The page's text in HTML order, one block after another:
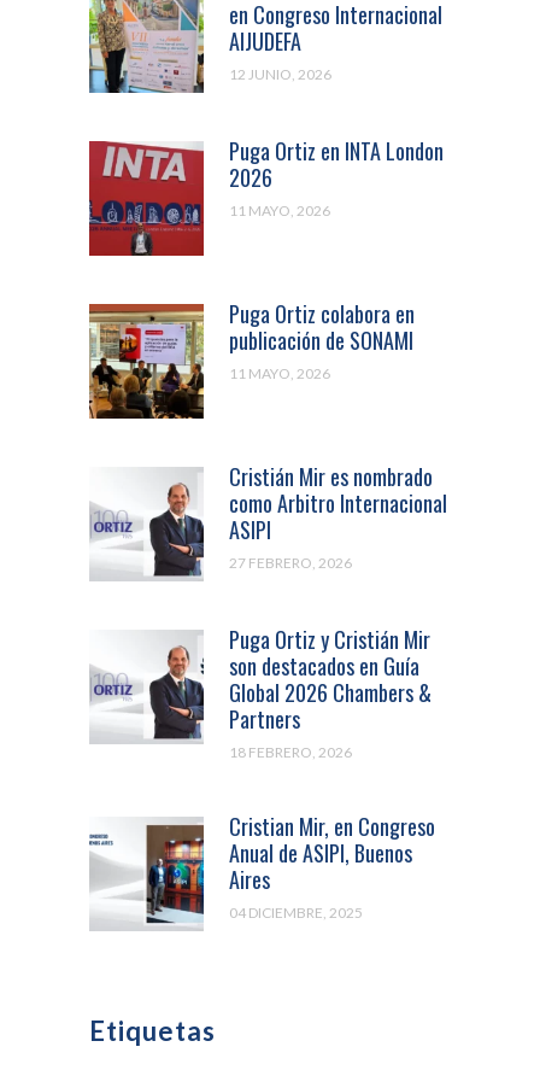
en Congreso Internacional
AIJUDEFA
12 JUNIO, 2026
Puga Ortiz en INTA London
2026
11 MAYO, 2026
Puga Ortiz colabora en
publicación de SONAMI
11 MAYO, 2026
Cristián Mir es nombrado
como Arbitro Internacional
ASIPI
27 FEBRERO, 2026
Puga Ortiz y Cristián Mir
son destacados en Guía
Global 2026 Chambers &
Partners
18 FEBRERO, 2026
Cristian Mir, en Congreso
Anual de ASIPI, Buenos
Aires
04 DICIEMBRE, 2025
Etiquetas